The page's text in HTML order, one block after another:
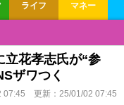
ライフ マネー
立花孝志氏が“参
ザワつく
07:45 更新： 25/01/02 07:45